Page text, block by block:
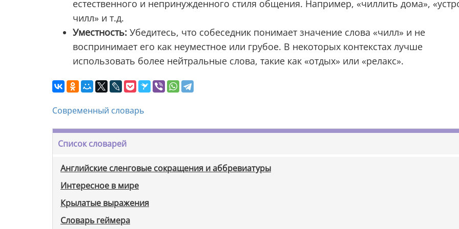
естественного и непринужденного стиля общения. Например, «чиллить дома»,
чилл» и т.д.
Уместность: Убедитесь, что собеседник понимает значение слова «чилл» и не
воспринимает его как неуместное или грубое. В некоторых контекстах лучше
использовать более нейтральные слова, такие как «отдых» или «релакс».
Современный словарь
Список словарей
Английские сленговые сокращения и аббревиатуры
Интересное в мире
Крылатые выражения
Словарь геймера